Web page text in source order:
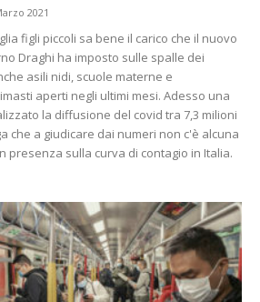
2021
figli piccoli sa bene il carico che il nuovo
Draghi ha imposto sulle spalle dei
asili nidi, scuole materne e
aperti negli ultimi mesi. Adesso una
la diffusione del covid tra 7,3 milioni
che a giudicare dai numeri non c'è alcuna
presenza sulla curva di contagio in Italia.